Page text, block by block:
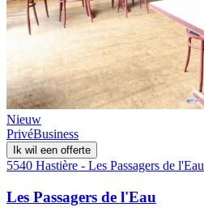
Nieuw
PrivéBusiness
Ik wil een offerte
5540 Hastière - Les Passagers de l'Eau
Les Passagers de l'Eau